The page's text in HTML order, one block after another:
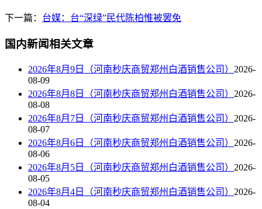
下一篇： 台媒：台“深绿”民代陈柏惟被罢免
国内新闻相关文章
2026年8月9日（河南秒庆商贸郑州白酒销售公司） 2026-
08-09
2026年8月8日（河南秒庆商贸郑州白酒销售公司） 2026-
08-08
2026年8月7日（河南秒庆商贸郑州白酒销售公司） 2026-
08-07
2026年8月6日（河南秒庆商贸郑州白酒销售公司） 2026-
08-06
2026年8月5日（河南秒庆商贸郑州白酒销售公司） 2026-
08-05
2026年8月4日（河南秒庆商贸郑州白酒销售公司） 2026-
08-04